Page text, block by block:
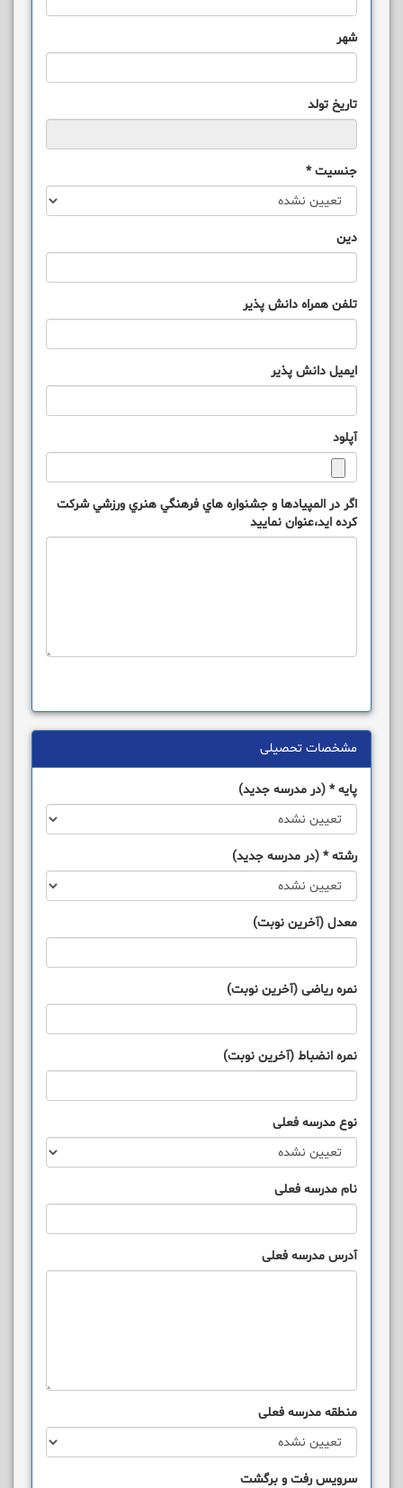
شهر
تاریخ تولد
جنسیت*
دین
تلفن همراه دانش پذیر
ایمیل دانش پذیر
آپلود
اگر در المپيادها و جشنواره هاي فرهنگي هنري ورزشي شرکت
کرده ايد،عنوان نماييد
مشخصات تحصیلی
پایه* (در مدرسه جدید)
رشته* (در مدرسه جدید)
معدل (آخرین نوبت)
نمره ریاضی (آخرین نوبت)
نمره انضباط (آخرین نوبت)
نوع مدرسه فعلی
نام مدرسه فعلی
آدرس مدرسه فعلی
منطقه مدرسه فعلی
سرویس رفت و برگشت